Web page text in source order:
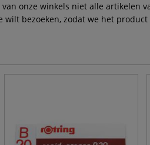
onze winkels niet alle
bezoeken, zodat we het